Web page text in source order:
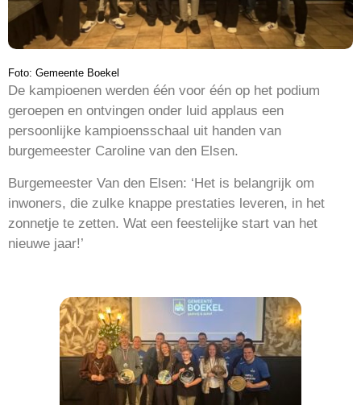
Foto: Gemeente Boekel
De kampioenen werden één voor één op het podium
geroepen en ontvingen onder luid applaus een
persoonlijke kampioensschaal uit handen van
burgemeester Caroline van den Elsen.
Burgemeester Van den Elsen: ‘Het is belangrijk om
inwoners, die zulke knappe prestaties leveren, in het
zonnetje te zetten. Wat een feestelijke start van het
nieuwe jaar!’